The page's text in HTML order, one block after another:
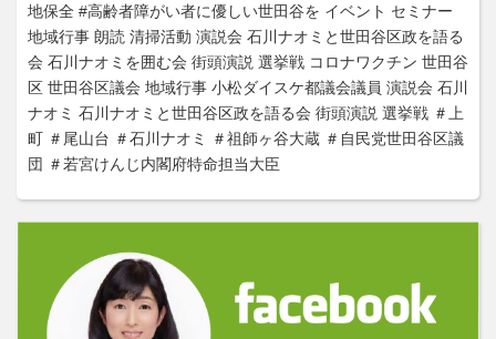
地保全 #高齢者障がい者に優しい世田谷を イベント セミナー
地域行事 朗読 清掃活動 演説会 石川ナオミと世田谷区政を語る
会 石川ナオミを囲む会 街頭演説 選挙戦 コロナワクチン 世田谷
区 世田谷区議会 地域行事 小松ダイスケ都議会議員 演説会 石川
ナオミ 石川ナオミと世田谷区政を語る会 街頭演説 選挙戦 ＃上
町 ＃尾山台 ＃石川ナオミ ＃祖師ヶ谷大蔵 ＃自民党世田谷区議
団 ＃若宮けんじ内閣府特命担当大臣